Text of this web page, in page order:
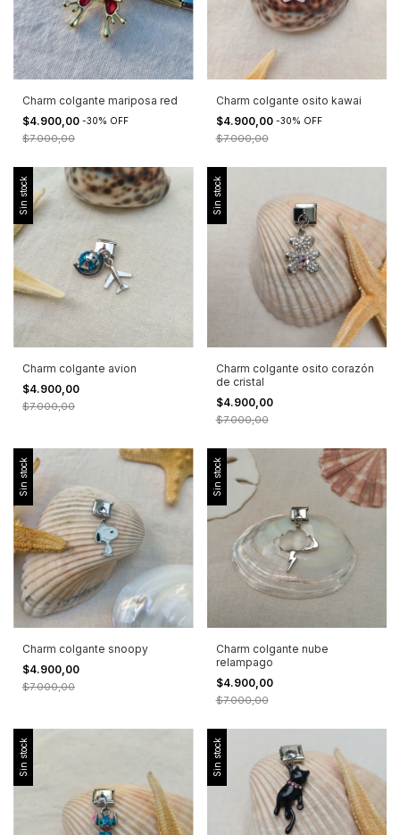
Charm colgante mariposa red
$4.900,00 -30% OFF
$7.000,00
Charm colgante osito kawai
$4.900,00 -30% OFF
$7.000,00
Sin stock
Charm colgante avion
$4.900,00
$7.000,00
Sin stock
Charm colgante osito corazón
de cristal
$4.900,00
$7.000,00
Sin stock
Charm colgante snoopy
$4.900,00
$7.000,00
Sin stock
Charm colgante nube
relampago
$4.900,00
$7.000,00
Sin stock Sin stock